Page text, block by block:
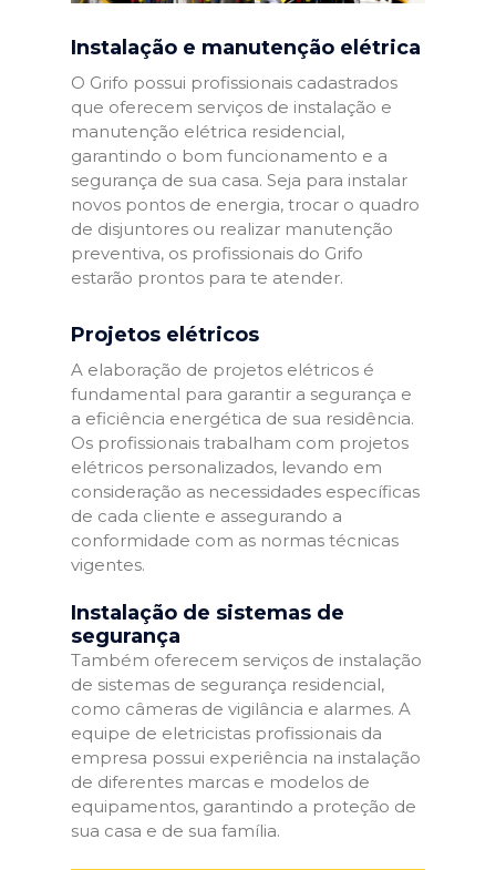
Instalação e manutenção elétrica
O Grifo possui profissionais cadastrados
que oferecem serviços de instalação e
manutenção elétrica residencial,
garantindo o bom funcionamento e a
segurança de sua casa. Seja para instalar
novos pontos de energia, trocar o quadro
de disjuntores ou realizar manutenção
preventiva, os profissionais do Grifo
estarão prontos para te atender.
Projetos elétricos
A elaboração de projetos elétricos é
fundamental para garantir a segurança e
a eficiência energética de sua residência.
Os profissionais trabalham com projetos
elétricos personalizados, levando em
consideração as necessidades específicas
de cada cliente e assegurando a
conformidade com as normas técnicas
vigentes.
Instalação de sistemas de
segurança
Também oferecem serviços de instalação
de sistemas de segurança residencial,
como câmeras de vigilância e alarmes. A
equipe de eletricistas profissionais da
empresa possui experiência na instalação
de diferentes marcas e modelos de
equipamentos, garantindo a proteção de
sua casa e de sua família.